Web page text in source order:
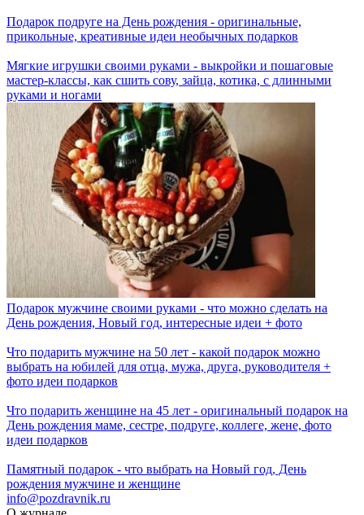
Подарок подруге на День рождения - оригинальные,
прикольные, креативные идеи необычных подарков
Мягкие игрушки своими руками - выкройки и пошаговые
мастер-классы, как сшить сову, зайца, котика, с длинными
руками и ногами
Подарок мужчине своими руками - что можно сделать на
День рождения, Новый год, интересные идеи + фото
Что подарить мужчине на 50 лет - какой подарок можно
выбрать на юбилей для отца, мужа, друга, руководителя +
фото идеи подарков
Что подарить женщине на 45 лет - оригинальный подарок на
День рождения маме, сестре, подруге, коллеге, жене, фото
идеи подарков
Памятный подарок - что выбрать на Новый год, День
рождения мужчине и женщине
info@pozdravnik.ru